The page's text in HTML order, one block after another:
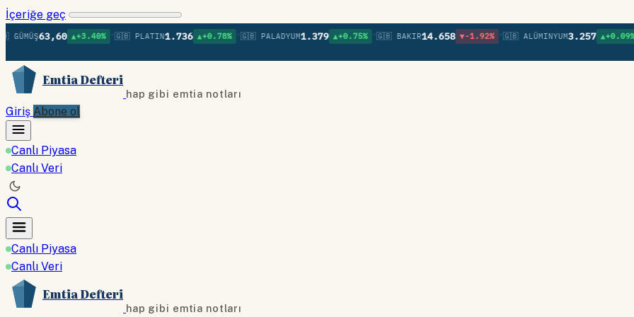
İçeriğe geç
63,60 ▲+3.40% •🇬🇧 PLATIN1.736 ▲+0.78% •🇬🇧 PALADYUM1.379 ▲+0.75% •🇬🇧 BAKIR 14.658 ▼-1.92% •🇬🇧 ALÜMINYUM3.257 ▲+0.09% •🇬🇧
Emtia Defteri
hap gibi emtia notları
Giriş Abone ol
Canlı Piyasa
Canlı Veri
Canlı Piyasa
Canlı Veri
Emtia Defteri
hap gibi emtia notları